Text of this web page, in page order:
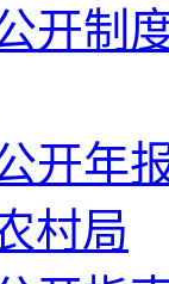
开制
开年
村局